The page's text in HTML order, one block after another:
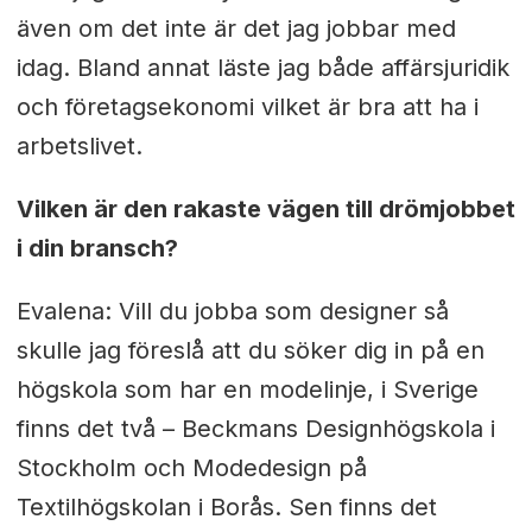
även om det inte är det jag jobbar med
idag. Bland annat läste jag både affärsjuridik
och företagsekonomi vilket är bra att ha i
arbetslivet.
Vilken är den rakaste vägen till drömjobbet
i din bransch?
Evalena: Vill du jobba som designer så
skulle jag föreslå att du söker dig in på en
högskola som har en modelinje, i Sverige
finns det två – Beckmans Designhögskola i
Stockholm och Modedesign på
Textilhögskolan i Borås. Sen finns det